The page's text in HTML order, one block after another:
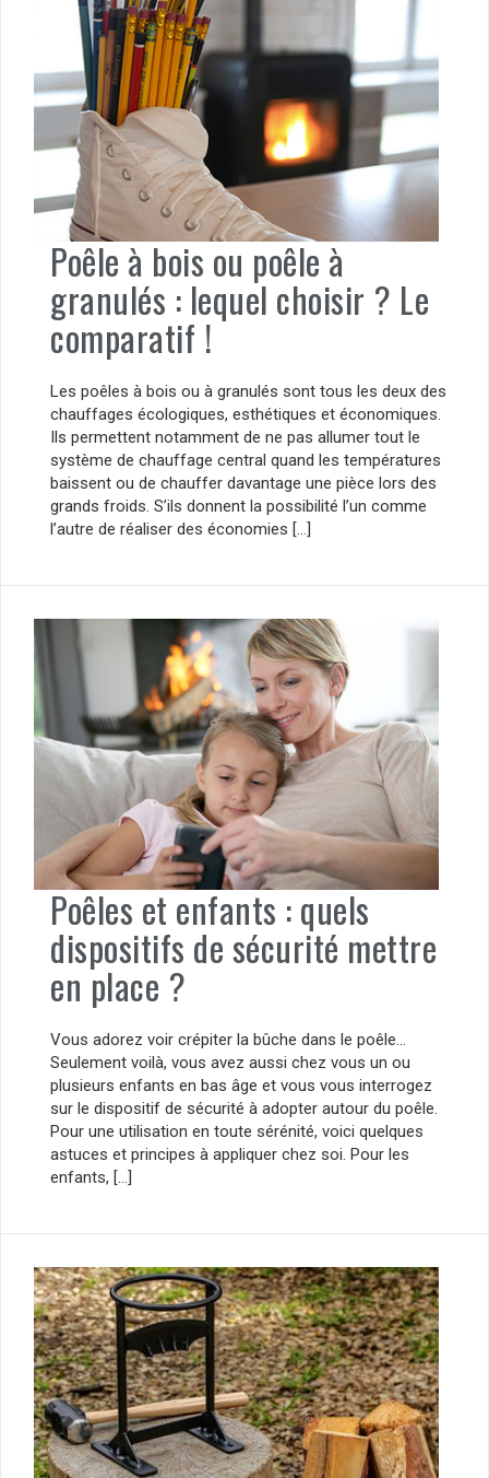
Poêle à bois ou poêle à
granulés : lequel choisir ? Le
comparatif !
Les poêles à bois ou à granulés sont tous les deux des
chauffages écologiques, esthétiques et économiques.
Ils permettent notamment de ne pas allumer tout le
système de chauffage central quand les températures
baissent ou de chauffer davantage une pièce lors des
grands froids. S’ils donnent la possibilité l’un comme
l’autre de réaliser des économies […]
Poêles et enfants : quels
dispositifs de sécurité mettre
en place ?
Vous adorez voir crépiter la bûche dans le poêle…
Seulement voilà, vous avez aussi chez vous un ou
plusieurs enfants en bas âge et vous vous interrogez
sur le dispositif de sécurité à adopter autour du poêle.
Pour une utilisation en toute sérénité, voici quelques
astuces et principes à appliquer chez soi. Pour les
enfants, […]